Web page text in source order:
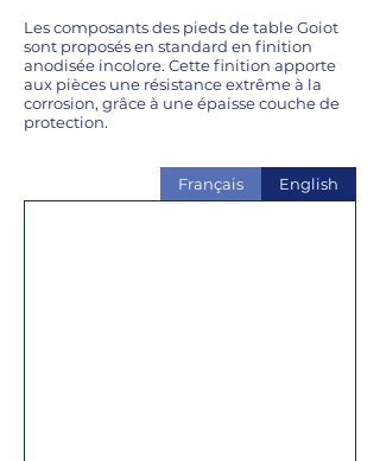
Les composants des pieds de table Goiot
sont proposés en standard en finition
anodisée incolore. Cette finition apporte
aux pièces une résistance extrême à la
corrosion, grâce à une épaisse couche de
protection.
Français English